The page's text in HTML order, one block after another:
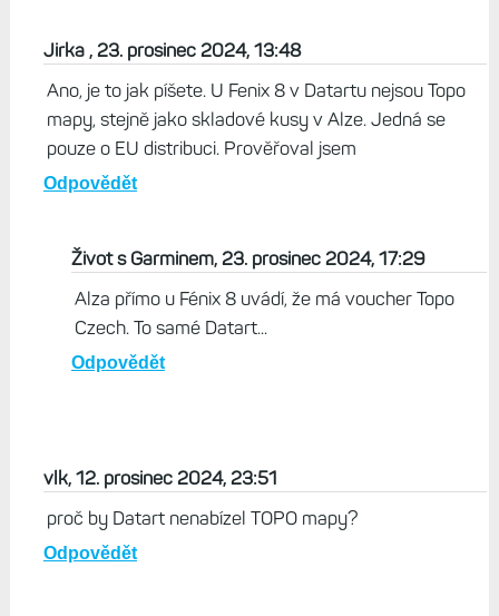
Jirka , 23. prosinec 2024, 13:48
Ano, je to jak píšete. U Fenix 8 v Datartu nejsou Topo
mapy, stejně jako skladové kusy v Alze. Jedná se
pouze o EU distribuci. Prověřoval jsem
Odpovědět
Život s Garminem, 23. prosinec 2024, 17:29
Alza přímo u Fénix 8 uvádí, že má voucher Topo
Czech. To samé Datart...
Odpovědět
vlk, 12. prosinec 2024, 23:51
proč by Datart nenabízel TOPO mapy?
Odpovědět